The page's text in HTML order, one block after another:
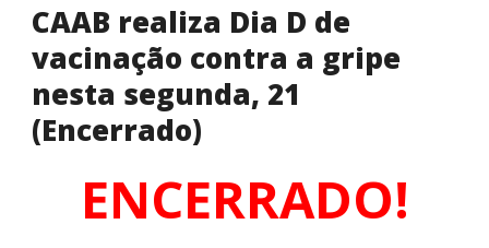
CAAB realiza Dia D de
vacinação contra a gripe
nesta segunda, 21
(Encerrado)
ENCERRADO!